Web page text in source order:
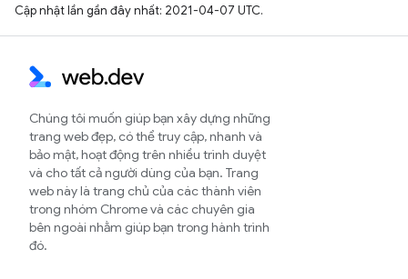
Cập nhật lần gần đây nhất: 2021-04-07 UTC.
Chúng tôi muốn giúp bạn xây dựng những
trang web đẹp, có thể truy cập, nhanh và
bảo mật, hoạt động trên nhiều trình duyệt
và cho tất cả người dùng của bạn. Trang
web này là trang chủ của các thành viên
trong nhóm Chrome và các chuyên gia
bên ngoài nhằm giúp bạn trong hành trình
đó.